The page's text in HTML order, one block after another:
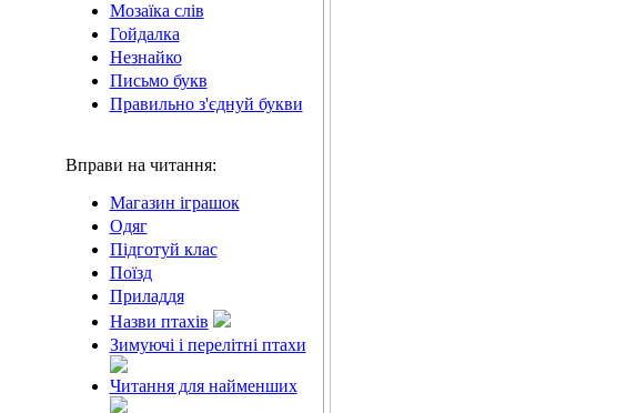
Мозаїка слів
Гойдалка
Незнайко
Письмо букв
Правильно з'єднуй букви
Вправи на читання:
Магазин іграшок
Одяг
Підготуй клас
Поїзд
Приладдя
Назви птахів
Зимуючі і перелітні птахи
Читання для найменших